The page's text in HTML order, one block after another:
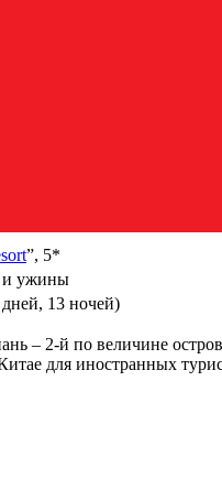
”, 5*
и ужины
13 ночей)
– 2-й по величине
для иностранных